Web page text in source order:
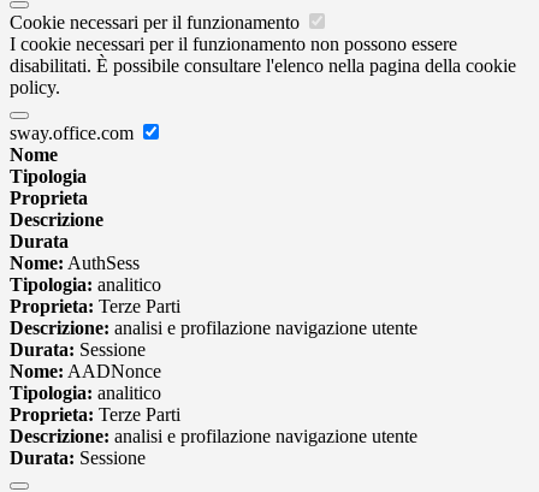
Cookie necessari per il funzionamento
I cookie necessari per il funzionamento non possono essere
disabilitati. È possibile consultare l'elenco nella pagina della cookie
policy.
sway.office.com
Nome
Tipologia
Proprieta
Descrizione
Durata
Nome: AuthSess
Tipologia: analitico
Proprieta: Terze Parti
Descrizione: analisi e profilazione navigazione utente
Durata: Sessione
Nome: AADNonce
Tipologia: analitico
Proprieta: Terze Parti
Descrizione: analisi e profilazione navigazione utente
Durata: Sessione